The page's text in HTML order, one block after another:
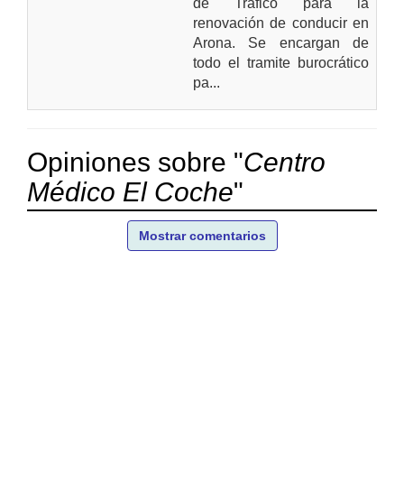
renovación de conducir en
Arona. Se encargan de
todo el tramite burocrático
pa...
Opiniones sobre "Centro
Médico El Coche"
Mostrar comentarios